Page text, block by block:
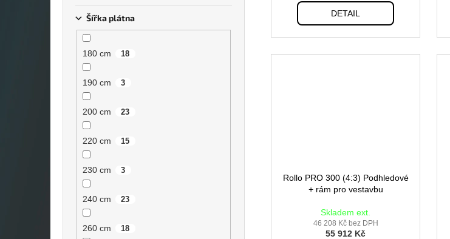
Šířka plátna
180 cm 18
190 cm 3
200 cm 23
220 cm 15
230 cm 3
240 cm 23
260 cm 18
DETAIL
Rollo PRO 300 (4:3) Podhledové
+ rám pro vestavbu
Skladem ext.
46 208 Kč bez DPH
55 912 Kč